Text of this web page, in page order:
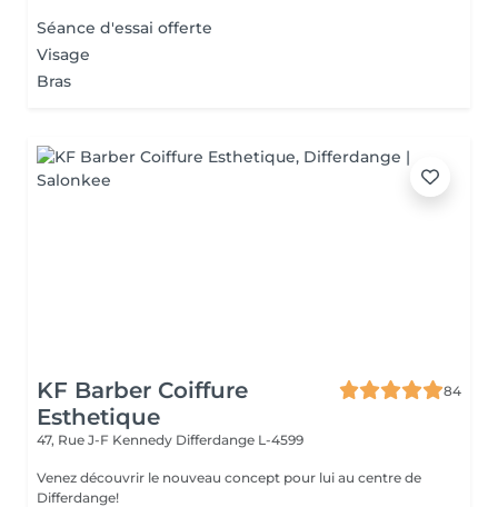
Séance d'essai offerte
Visage
Bras
KF Barber Coiffure
Esthetique
84
47, Rue J-F Kennedy Differdange L-4599
Venez découvrir le nouveau concept pour lui au centre de
Differdange!